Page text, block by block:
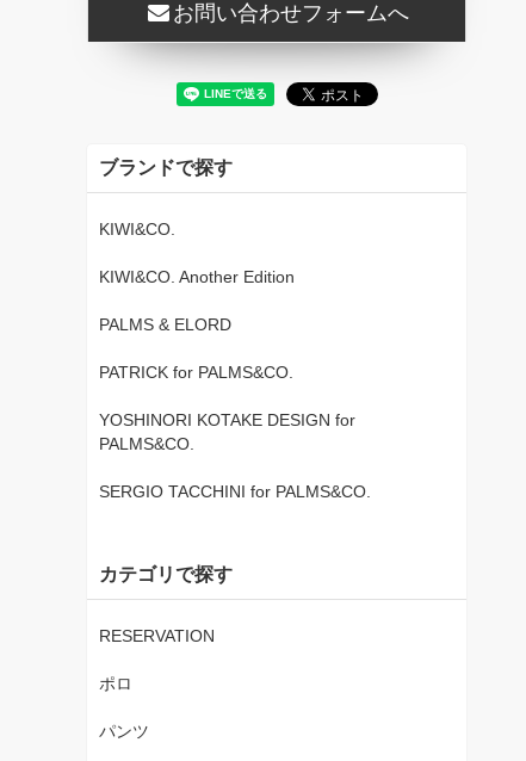
お問い合わせフォームへ
ブランドで探す
KIWI&CO.
KIWI&CO. Another Edition
PALMS & ELORD
PATRICK for PALMS&CO.
YOSHINORI KOTAKE DESIGN for
PALMS&CO.
SERGIO TACCHINI for PALMS&CO.
カテゴリで探す
RESERVATION
ポロ
パンツ